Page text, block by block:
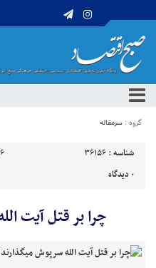
گروه : سرمقاله
شناسه : 36156
26
0 دیدگاه
چرا بر قتل آیت